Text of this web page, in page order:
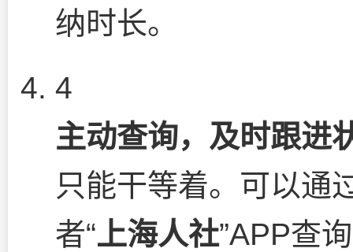
纳时长。
4
主动查询，及时跟进
只能干等着。可以通
者“上海人社”APP查